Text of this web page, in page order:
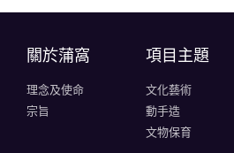
關於蒲窩​
理念及使命
宗旨
項目主題
文化藝術
動手造
文物保育